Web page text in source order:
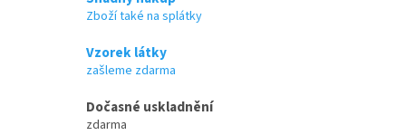
Zboží také na splátky
Vzorek látky
zašleme zdarma
Dočasné uskladnění
zdarma